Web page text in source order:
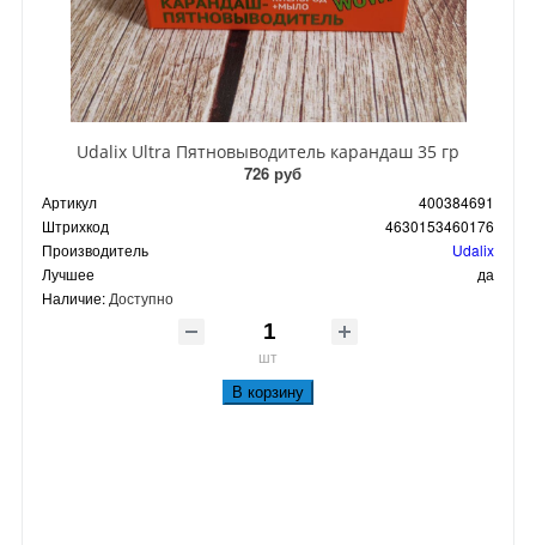
Udalix Ultra Пятновыводитель карандаш 35 гр
726 руб
Артикул
400384691
Штрихкод
4630153460176
Производитель
Udalix
Лучшее
да
Наличие: Доступно
шт
В корзину